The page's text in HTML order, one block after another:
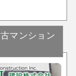
マンション